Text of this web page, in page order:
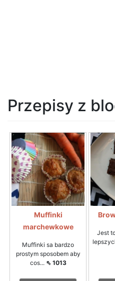
Przepisy z
Muffinki
marchewkowe
Muffinki sa bardzo
prostym sposobem aby
cos... ⇖ 1013
Jest